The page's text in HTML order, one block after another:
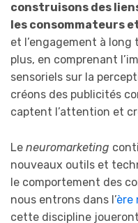
construisons des
les consommateurs
et l’engagement à long
plus, en comprenant
sensoriels sur la
créons des publicités
captent l’attention et
Le neuromarketing
nouveaux outils et
le comportement des
nous entrons dans l’ère
cette discipline